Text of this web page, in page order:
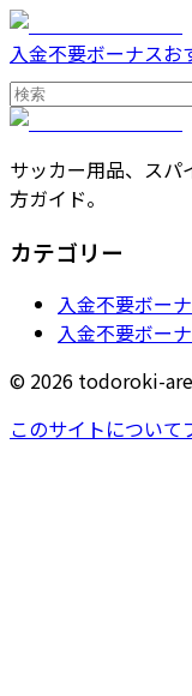
入金不要ボーナスお
サッカー用品、スパ
方ガイド。
カテゴリー
入金不要ボー
入金不要ボー
© 2026 todoroki-
このサイトについて